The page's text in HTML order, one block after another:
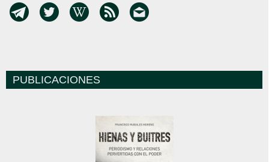
PUBLICACIONES